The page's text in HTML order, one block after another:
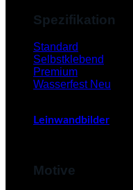
Spezifikation
Standard
Selbstklebend
Premium
Wasserfest
Leinwandbilder
Motive